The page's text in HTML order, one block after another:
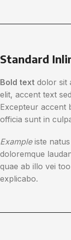
Standard
Bold text dolor sit
elit, accent text
Excepteur accent
officia sunt in
Exampleiste
doloremque
quae ab illo vei
explicabo.